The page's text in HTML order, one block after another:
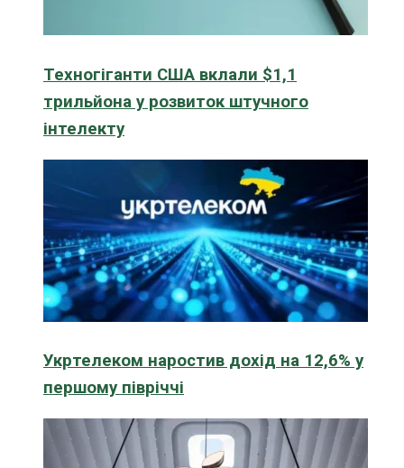
Техногіганти США вклали $1,1
трильйона у розвиток штучного
інтелекту
Укртелеком наростив дохід на 12,6% у
першому півріччі